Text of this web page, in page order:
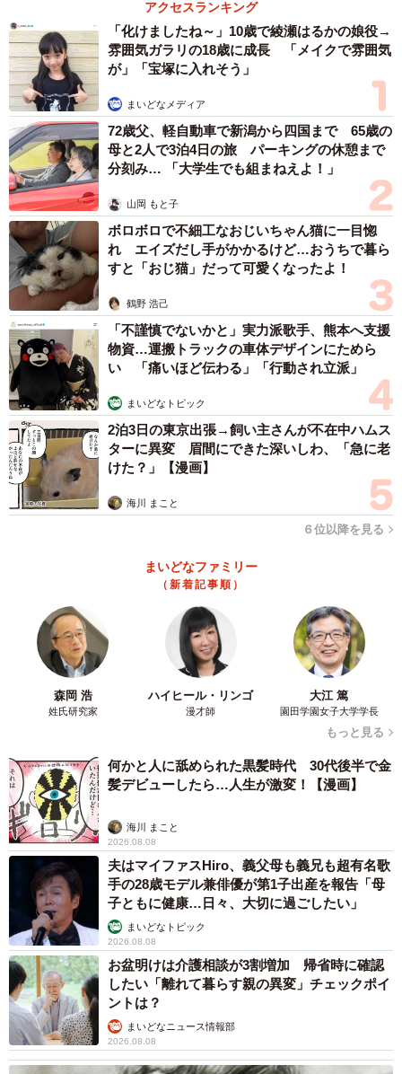
性格は、先住猫ソアラさんとは正反対。落ち着いたソアラ
さんに対して、スイちゃんはとにかく活発で、運動神経も
抜群。高い場所やテレビの上に登ったりと、最初のうちは
大変だったそうです。
「登ってほしくない場所には両面テープを貼ったりして対
策しました。猫ってベタベタを嫌がるって聞いたので」
そんなスイちゃんの存在は、家の空気も明るく変えていっ
たといいます。
「とにかく元気なので、家の中が明るくなった気がしま
す。おしゃべりさんで、よくニャーニャー話しかけてくる
んです。女同士でおしゃべりしている感じですね（笑）」
兄猫との距離感、少しずつ近づいて
仲良し兄妹になった（左から）先住猫・ソアラさん、スイちゃん（画像
最初はソアラさんとの相性に少し不安もあったといいま
す。
「一時期は、別々の部屋で暮らさせたほうがいいのかなと
悩んだほどでした。でもスイちゃんが成長して、やんちゃ
が少し落ち着いてきたころから、自然と距離が縮まってい
きました」
今では追いかけっこやプロレスごっこをしたりして、一緒
に遊ぶほど仲良しに。ときには近い距離でくつろぐ姿も見
られるようになったそうです。
アクセスランキング
「化けましたね～」10歳で綾瀬はるかの娘役→
雰囲気ガラリの18歳に成長 「メイクで雰囲気
が」「宝塚に入れそう」
まいどなメディア
72歳父、軽自動車で新潟から四国まで 65歳の
母と2人で3泊4日の旅 パーキングの休憩まで
分刻み… 「大学生でも組まねえよ！」
山岡 もと子
ボロボロで不細工なおじいちゃん猫に一目惚
れ エイズだし手がかかるけど…おうちで暮ら
すと「おじ猫」だって可愛くなったよ！
鶴野 浩己
「不謹慎でないかと」実力派歌手、熊本へ支援
物資…運搬トラックの車体デザインにためら
い 「痛いほど伝わる」「行動され立派」
まいどなトピック
2泊3日の東京出張→飼い主さんが不在中ハムス
ターに異変 眉間にできた深いしわ、「急に老
けた？」【漫画】
海川 まこと
６位以降を見る
まいどなファミリー
（新着記事順）
森岡 浩
姓氏研究家
ハイヒール・リンゴ
漫才師
大江 篤
園田学園女子大学学長
もっと見る
何かと人に舐められた黒髪時代 30代後半で金
髪デビューしたら…人生が激変！【漫画】
海川 まこと
2026.08.08
夫はマイファスHiro、義父母も義兄も超有名歌
手の28歳モデル兼俳優が第1子出産を報告「母
子ともに健康…日々、大切に過ごしたい」
まいどなトピック
2026.08.08
お盆明けは介護相談が3割増加 帰省時に確認
したい「離れて暮らす親の異変」チェックポイ
ントは？
まいどなニュース情報部
2026.08.08